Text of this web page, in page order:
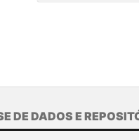
DE DADOS E